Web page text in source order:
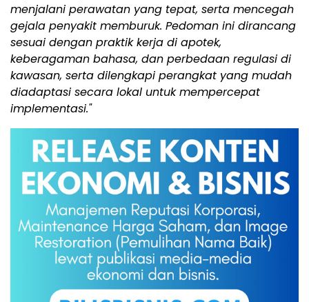
menjalani perawatan yang tepat, serta mencegah
gejala penyakit memburuk. Pedoman ini dirancang
sesuai dengan praktik kerja di apotek,
keberagaman bahasa, dan perbedaan regulasi di
kawasan, serta dilengkapi perangkat yang mudah
diadaptasi secara lokal untuk mempercepat
implementasi."